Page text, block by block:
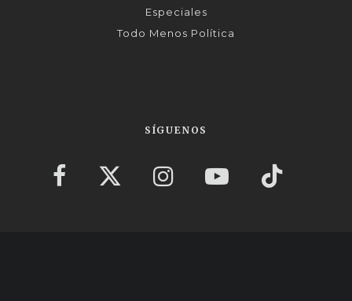
Especiales
Todo Menos Política
SÍGUENOS